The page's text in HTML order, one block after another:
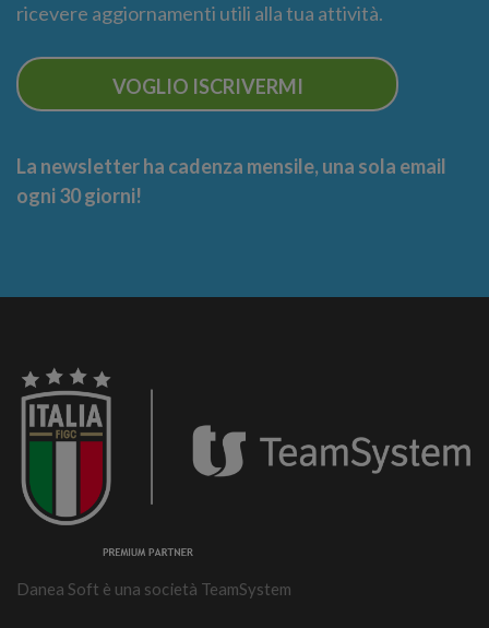
ricevere aggiornamenti utili alla tua attività.
VOGLIO ISCRIVERMI
La newsletter ha cadenza mensile, una sola email
ogni 30 giorni!
Danea Soft è una società TeamSystem